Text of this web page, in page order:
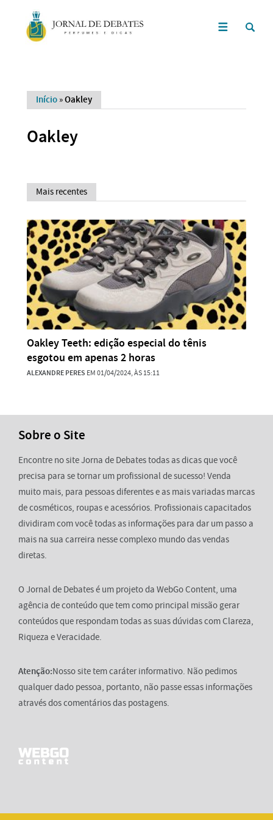
Início »Oakley
Oakley
Mais recentes
Oakley Teeth: edição especial do tênis
esgotou em apenas 2 horas
ALEXANDRE PERES EM 01/04/2024, ÀS 15:11
Sobre o Site
Encontre no site Jorna de Debates todas as dicas que você
precisa para se tornar um profissional de sucesso! Venda
muito mais, para pessoas diferentes e as mais variadas marcas
de cosméticos, roupas e acessórios. Profissionais capacitados
dividiram com você todas as informações para dar um passo a
mais na sua carreira nesse complexo mundo das vendas
diretas.
O Jornal de Debates é um projeto da WebGo Content, uma
agência de conteúdo que tem como principal missão gerar
conteúdos que respondam todas as suas dúvidas com Clareza,
Riqueza e Veracidade.
Atenção:Nosso site tem caráter informativo. Não pedimos
qualquer dado pessoa, portanto, não passe essas informações
através dos comentários das postagens.